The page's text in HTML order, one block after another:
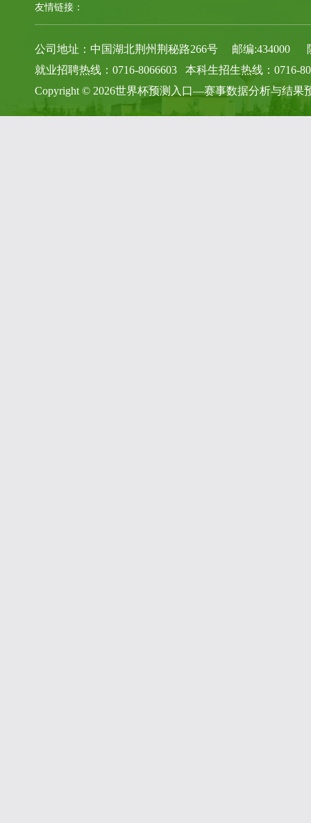
友情链接：
公司地址：中国湖北荆州荆秘路266号 邮编:434000
就业招聘热线：0716-8066603 本科生招生热线：0716-
Copyright © 2026世界杯预测入口—赛事数据分析与结果